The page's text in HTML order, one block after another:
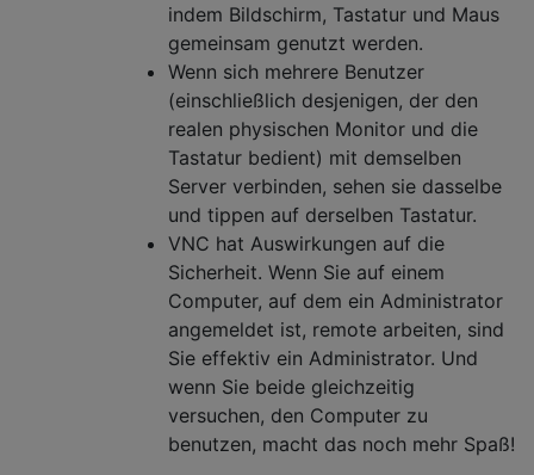
indem Bildschirm, Tastatur und Maus
gemeinsam genutzt werden.
Wenn sich mehrere Benutzer
(einschließlich desjenigen, der den
realen physischen Monitor und die
Tastatur bedient) mit demselben
Server verbinden, sehen sie dasselbe
und tippen auf derselben Tastatur.
VNC hat Auswirkungen auf die
Sicherheit. Wenn Sie auf einem
Computer, auf dem ein Administrator
angemeldet ist, remote arbeiten, sind
Sie effektiv ein Administrator. Und
wenn Sie beide gleichzeitig
versuchen, den Computer zu
benutzen, macht das noch mehr Spaß!